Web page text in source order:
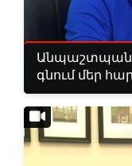
Անպաշտպան
գնում մեր